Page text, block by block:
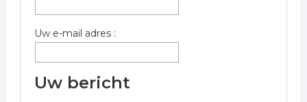
Uw e-mail adres :
Uw bericht